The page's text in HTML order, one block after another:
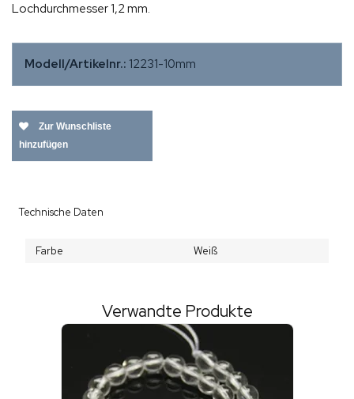
Lochdurchmesser 1,2 mm.
Modell/Artikelnr.: 12231-10mm
Zur Wunschliste
hinzufügen
Technische Daten
Farbe Weiß
Verwandte Produkte